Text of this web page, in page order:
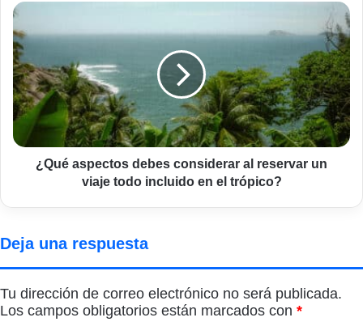
¿Qué
aspectos
debes
considerar
al
reservar
un
viaje
todo
incluido
trópico?
¿Qué aspectos debes considerar al reservar un
viaje todo incluido en el trópico?
Deja una respuesta
Tu dirección de correo electrónico no será publicada.
Los campos obligatorios están marcados con *